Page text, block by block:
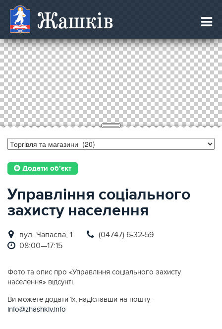
Жашків
Додати об’єкт
Управління соціального
захисту населення
вул. Чапаєва, 1
(04747) 6-32-59
08:00—17:15
Фото та опис про «Управління соціального захисту
населення» відсунті.
Ви можете додати їх, надіславши на пошту -
info@zhashkiv.info